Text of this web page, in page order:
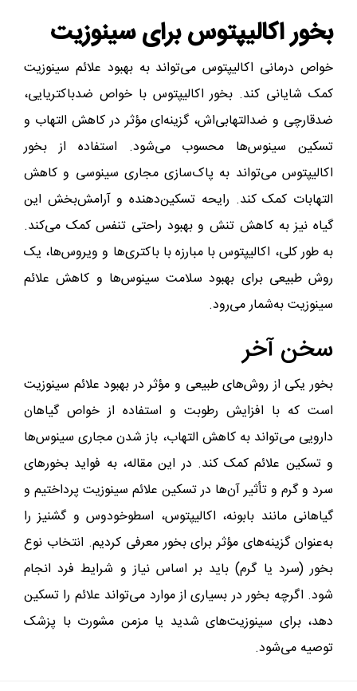
بخور اکالیپتوس برای سینوزیت
خواص درمانی اکالیپتوس می‌تواند به بهبود علائم سینوزیت
کمک شایانی کند. بخور اکالیپتوس با خواص ضدباکتریایی،
ضدقارچی و ضدالتهابی‌اش، گزینه‌ای مؤثر در کاهش التهاب و
تسکین سینوس‌ها محسوب می‌شود. استفاده از بخور
اکالیپتوس می‌تواند به پاک‌سازی مجاری سینوسی و کاهش
التهابات کمک کند. رایحه تسکین‌دهنده و آرامش‌بخش این
گیاه نیز به کاهش تنش و بهبود راحتی تنفس کمک می‌کند.
به‌ طور کلی، اکالیپتوس با مبارزه با باکتری‌ها و ویروس‌ها، یک
روش طبیعی برای بهبود سلامت سینوس‌ها و کاهش علائم
سینوزیت به‌شمار می‌رود.
سخن آخر
بخور یکی از روش‌های طبیعی و مؤثر در بهبود علائم سینوزیت
است که با افزایش رطوبت و استفاده از خواص گیاهان
دارویی می‌تواند به کاهش التهاب، باز شدن مجاری سینوس‌ها
و تسکین علائم کمک کند. در این مقاله، به فواید بخورهای
سرد و گرم و تأثیر آن‌ها در تسکین علائم سینوزیت پرداختیم و
گیاهانی مانند بابونه، اکالیپتوس، اسطوخودوس و گشنیز را
به‌عنوان گزینه‌های مؤثر برای بخور معرفی کردیم. انتخاب نوع
بخور (سرد یا گرم) باید بر اساس نیاز و شرایط فرد انجام
شود. اگرچه بخور در بسیاری از موارد می‌تواند علائم را تسکین
دهد، برای سینوزیت‌های شدید یا مزمن مشورت با پزشک
توصیه می‌شود.